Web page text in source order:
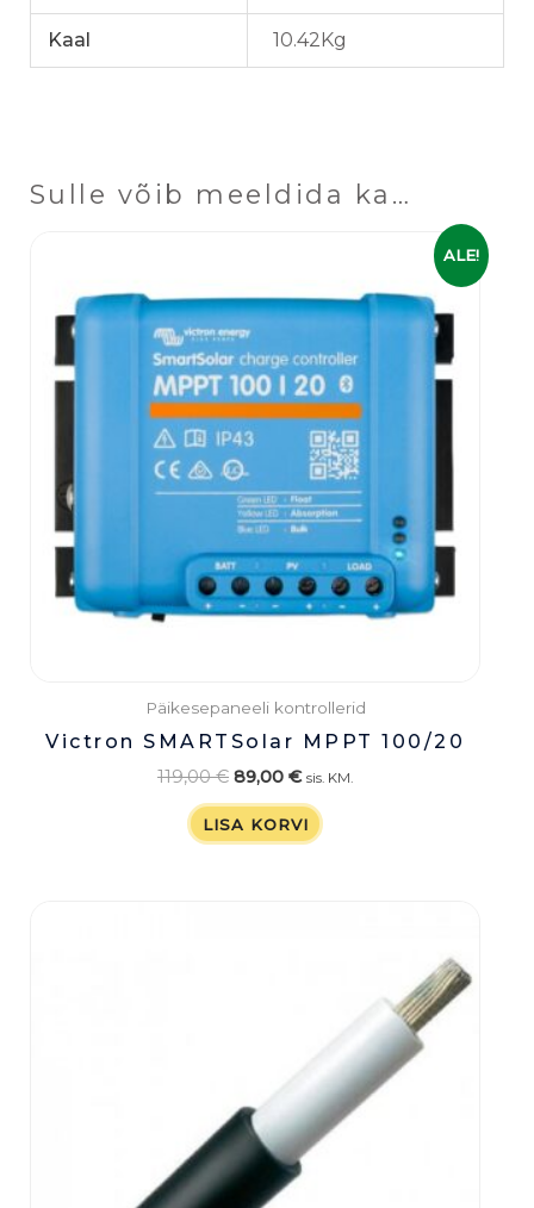
Kaal 10.42Kg
Sulle võib meeldida ka…
ALE!
Päikesepaneeli kontrollerid
Victron SMARTSolar MPPT 100/20
119,00€
119,00 €.
89,00 €
89,00 €.
sis. KM.
LISA KORVI